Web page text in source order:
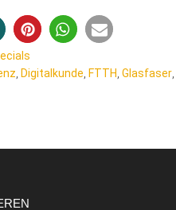
Digitalkunde FTTH Glasfaser